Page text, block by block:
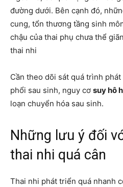
đường dưới. Bên cạnh đó,
cung, tổn thương tầng sinh
chậu của thai phụ chưa thể
thai nhi
Cần theo dõi sát quá trình
phổi sau sinh, nguy cơ suy hô
loạn chuyển hóa sau sinh.
Những lưu ý đối
thai nhi quá cân
Thai nhi phát triển quá nhanh